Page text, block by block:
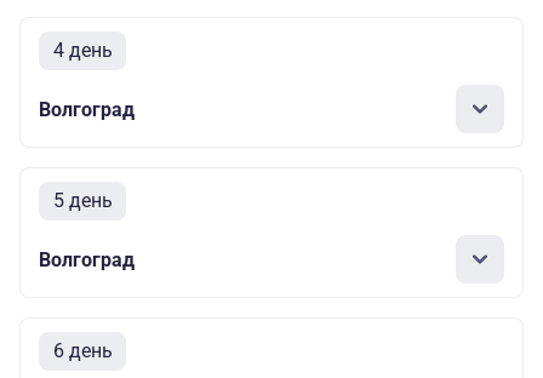
4 день
Волгоград
5 день
Волгоград
6 день